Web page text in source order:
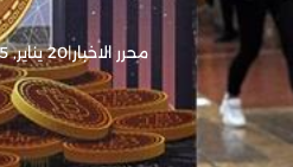
محرر الاخبار|20 يناير, 2025